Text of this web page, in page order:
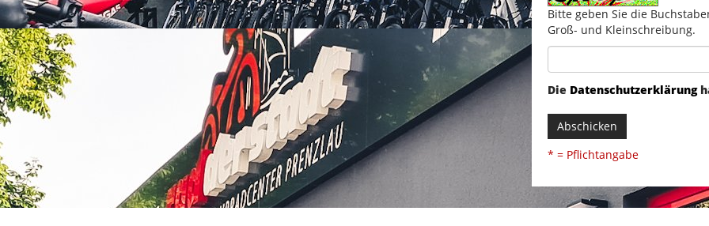
Bitte geben Sie die
Groß- und Kleinschreibung.
Die Datenschutzerklärung
Abschicken
* = Pflichtangabe